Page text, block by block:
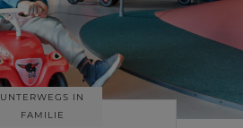
UNTERWEGS IN
FAMILIE